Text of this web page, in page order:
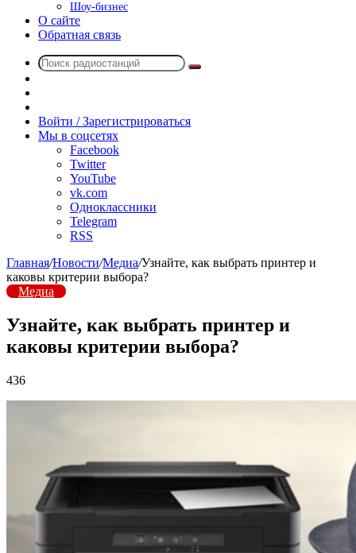
Шоу-бизнес
О сайте
Обратная связь
Поиск
радио
Войти / Зарегистрироваться
Мы в соцсетях
Facebook
Twitter
YouTube
vk.com
Одноклассники
Telegram
RSS
Главная/Новости/Медиа/Узнайте, как выбрать принтер и
каковы критерии выбора?
Медиа
Узнайте, как выбрать принтер и
каковы критерии выбора?
436